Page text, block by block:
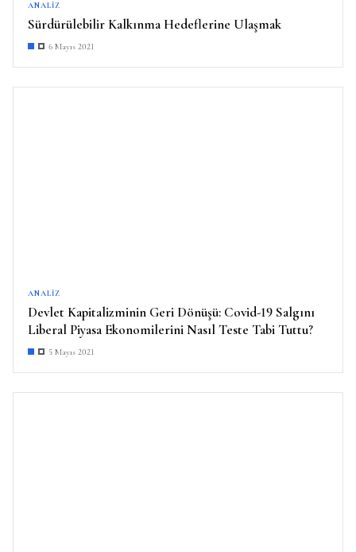
ANALIZ
Sürdürülebilir Kalkınma Hedeflerine Ulaşmak
6 Mayıs 2021
ANALIZ
Devlet Kapitalizminin Geri Dönüşü: Covid-19 Salgını
Liberal Piyasa Ekonomilerini Nasıl Teste Tabi Tuttu?
5 Mayıs 2021